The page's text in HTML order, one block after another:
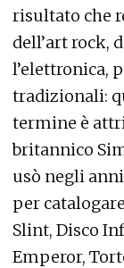
risultato che
dell’art rock,
l’elettronica,
tradizionali:
termine è
britannico
usò negli
per
Slint, Disco
Emperor,